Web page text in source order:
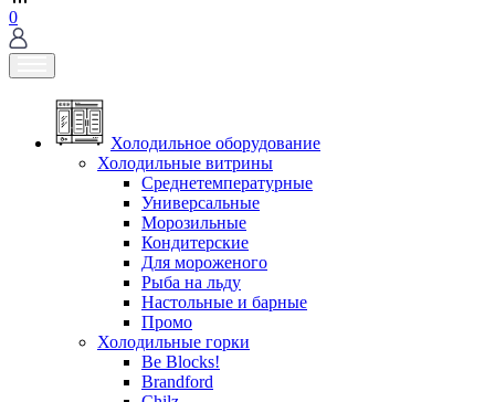
0
Холодильное оборудование
Холодильные витрины
Среднетемпературные
Универсальные
Морозильные
Кондитерские
Для мороженого
Рыба на льду
Настольные и барные
Промо
Холодильные горки
Be Blocks!
Brandford